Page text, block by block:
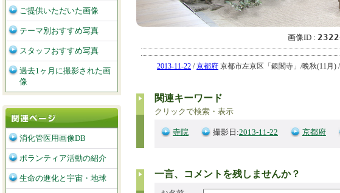
画像ID :
2013-11-22 /京都府 京都市左京区「銀閣寺」/晩秋(11月)
関連キーワード
クリックで検索・表示
寺院 撮影日:2013-11-22 京都府
一言、コメントを残しませんか？
ご提供いただいた画像
テーマ別おすすめ写真
スタッフおすすめ写真
過去1ヶ月に撮影された画
像
消化管医用画像DB
ボランティア活動の紹介
生命の進化と宇宙・地球